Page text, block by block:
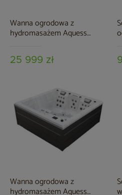
Wanna ogrodowa z
hydromasażem Aquess
25 999 zł
Wanna ogrodowa z
hydromasażem Aquess